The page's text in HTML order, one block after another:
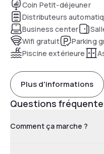
Coin Petit-déjeuner
Distributeurs
Business center
Wifi gratuit
Parking
Piscine extérieure
Plus d'informations
Questions
Comment ça marche ?